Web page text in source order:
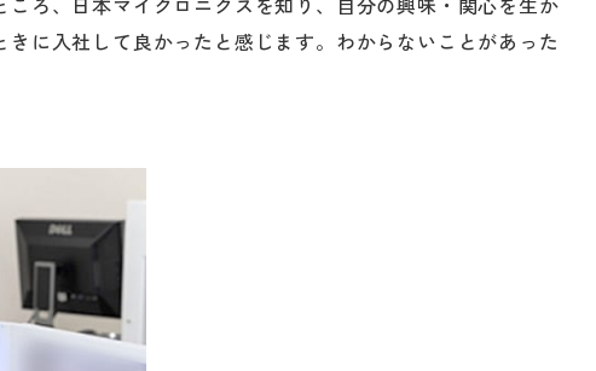
に入社して良かったと感じます。わからないことがあった